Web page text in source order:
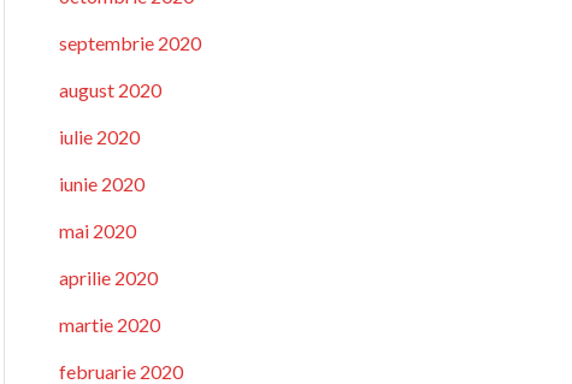
septembrie 2020
august 2020
iulie 2020
iunie 2020
mai 2020
aprilie 2020
martie 2020
februarie 2020